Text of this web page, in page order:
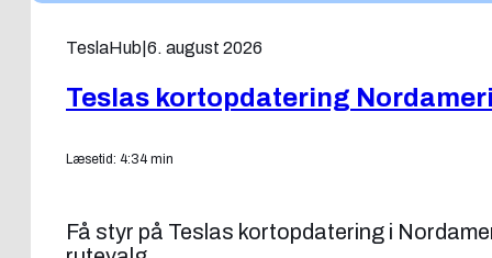
TeslaHub 6. august 2026
Teslas kortopdatering
Læsetid: 4:34 min
Få styr på Teslas kortopdatering i